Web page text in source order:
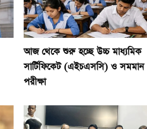
আজ থেকে শুরু হচ্ছে উচ্চ মাধ্যমিক
সার্টিফিকেট (এইচএসসি) ও সমমান
পরীক্ষা